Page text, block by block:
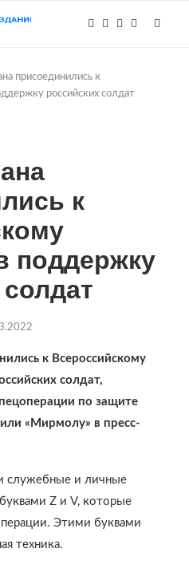
присоединились к
российских солдат
к
поддержку
к Всероссийскому
солдат,
по защите
«Мирмолу» в пресс-
служебные и личные
Z и V, которые
Этими буквами
техника.